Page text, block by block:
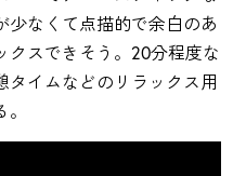
少なくて点描的で余白のあ
クスできそう。20分程度な
タイムなどのリラックス用